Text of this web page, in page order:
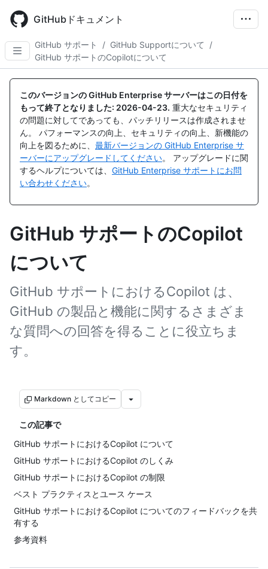
main
content
GitHubドキュメント
GitHub サポート / GitHub Supportについて
/
GitHub サポートのCopilotについて
このバージョンの GitHub Enterprise サーバーはこの日付を
もって終了となりました: 2026-04-23. 重大なセキュリティ
の問題に対してであっても、パッチリリースは作成されませ
ん。 パフォーマンスの向上、セキュリティの向上、新機能の
向上を図るために、 最新バージョンの GitHub Enterprise サ
ーバーにアップグレードしてください。 アップグレードに関
するヘルプについては、 GitHub Enterprise サポートにお問
い合わせください。
GitHub サポートのCopilot
について
GitHub サポートにおけるCopilot は、
GitHub の製品と機能に関するさまざま
な質問への回答を得ることに役立ちま
す。
Markdown としてコピー
この記事で
GitHub サポートにおけるCopilot について
GitHub サポートにおけるCopilot のしくみ
GitHub サポートにおけるCopilot の制限
ベスト プラクティスとユース ケース
GitHub サポートにおけるCopilot についてのフィードバックを共
有する
参考資料